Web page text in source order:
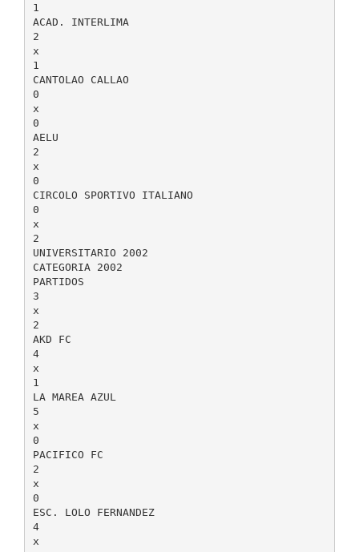
1
ACAD. INTERLIMA
2
x
1
CANTOLAO CALLAO
0
x
0
AELU
2
x
0
CIRCOLO SPORTIVO ITALIANO
0
x
2
UNIVERSITARIO 2002
CATEGORIA 2002
PARTIDOS
3
x
2
AKD FC
4
x
1
LA MAREA AZUL
5
x
0
PACIFICO FC
2
x
0
ESC. LOLO FERNANDEZ
4
x